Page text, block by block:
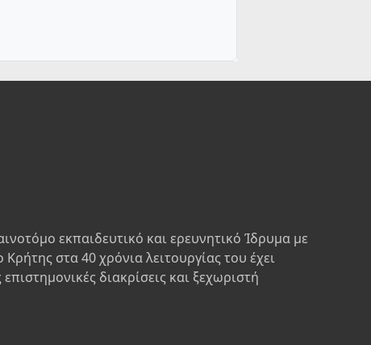
εκπαιδευτικό και ερευνητικό Ίδρυμα με
στα 40 χρόνια λειτουργίας του έχει
διακρίσεις και ξεχωριστή